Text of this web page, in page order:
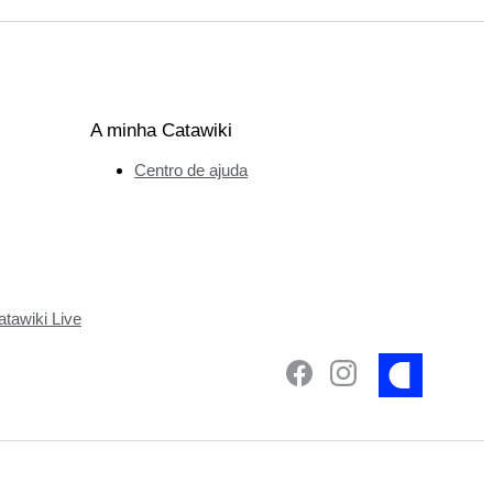
Live
A minha Catawiki
Centro de ajuda